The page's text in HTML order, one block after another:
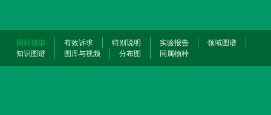
回到顶部 有效诉求 特别说明 实验报告
领域图谱
知识图谱
图库与视频 分布图 同属物种